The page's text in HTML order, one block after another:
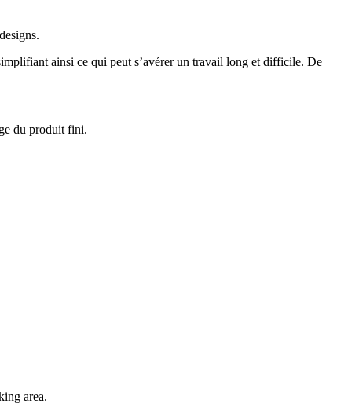
ainsi ce qui peut s’avérer un travail long et difficile. De
du produit fini.
area.